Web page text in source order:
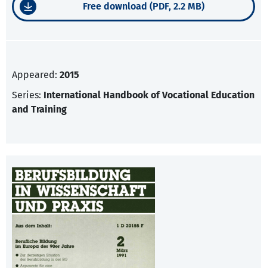
Free download (PDF, 2.2 MB)
Appeared: 2015
Series: International Handbook of Vocational Education
and Training